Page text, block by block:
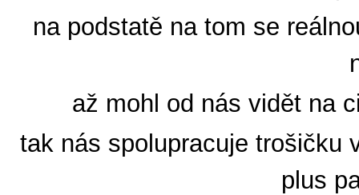
na podstatě na tom se
až mohl od nás vidět na
tak nás spolupracuje trošičku
plus